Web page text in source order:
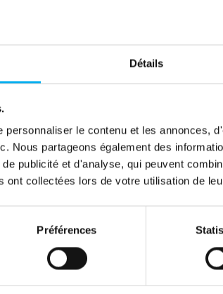
Détails
personnaliser le contenu et les annonces,
Nous partageons également des
publicité et d'analyse, qui peuvent
ont collectées lors de votre utilisation de
Préférences